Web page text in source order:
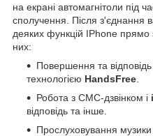
на екрані автомагнітоли під
сполучення. Після з'єднання
деяких функцій IPhone прямо
них:
Повершення та відповідь
технологією HandsFree
Робота з СМС-дзвінком і
відповідь та інше.
Прослуховування музики